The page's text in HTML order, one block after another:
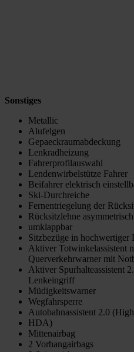
Sonstiges
Metallic
Alufelgen
Gepaeckraumabdeckung
Lenkradheizung
Fahrerprofilauswahl
Lendenwirbelstütze Fahrer
Beifahrer elektrisch
Ski-Durchreiche
Fernentriegelung der
Rücksitzlehne
umklappbar
Sitzbezüge in hochwertiger
Aktiver Totwinkelassistent
Querverkehrwarner mit
Aktiver Spurhalteassistent
Lenkeingriff
Müdigkeitswarner
Wegfahrsperre
Autobahnassistent 2.0
HDA)
Mittenairbag
2 Vorhangairbags